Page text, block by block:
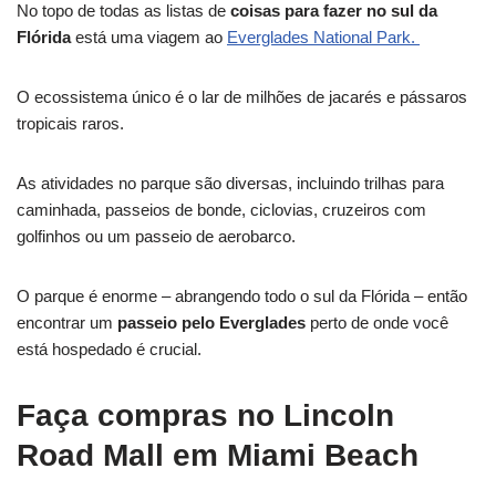
No topo de todas as listas de coisas para fazer no sul da
Flóridaestá uma viagem ao Everglades National Park.
O ecossistema único é o lar de milhões de jacarés e pássaros
tropicais raros.
As atividades no parque são diversas, incluindo trilhas para
caminhada, passeios de bonde, ciclovias, cruzeiros com
golfinhos ou um passeio de aerobarco.
O parque é enorme – abrangendo todo o sul da Flórida – então
encontrar um passeio pelo Everglades perto de onde você
está hospedado é crucial.
Faça compras no Lincoln
Road Mall em Miami Beach